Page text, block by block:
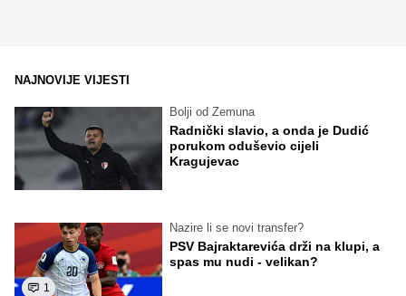
NAJNOVIJE VIJESTI
Bolji od Zemuna
Radnički slavio, a onda je Dudić
porukom oduševio cijeli
Kragujevac
1
Nazire li se novi transfer?
PSV Bajraktarevića drži na klupi, a
spas mu nudi - velikan?